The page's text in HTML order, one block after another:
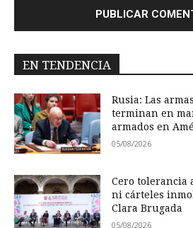
EN TENDENCIA
Rusia: Las
terminan en
armados en
05/08/2026
Cero tolerancia
ni cárteles
Clara Brugada
05/08/2026